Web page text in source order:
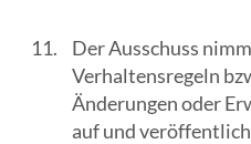
Der Ausschuss
Verhaltensregeln
Änderungen oder
auf und